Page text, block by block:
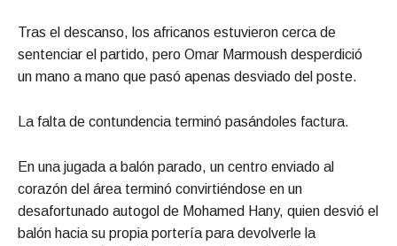
Tras el descanso, los africanos estuvieron cerca de
sentenciar el partido, pero Omar Marmoush desperdició
un mano a mano que pasó apenas desviado del poste.
La falta de contundencia terminó pasándoles factura.
En una jugada a balón parado, un centro enviado al
corazón del área terminó convirtiéndose en un
desafortunado autogol de Mohamed Hany, quien desvió el
balón hacia su propia portería para devolverle la